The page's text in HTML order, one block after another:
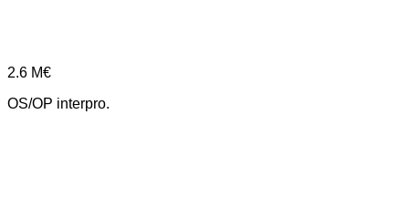
2.6 M€
OS/OP interpro.